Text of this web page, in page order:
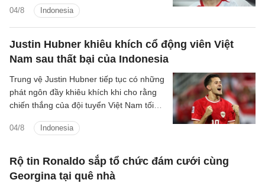
04/8 Indonesia
Justin Hubner khiêu khích cổ động viên Việt
Nam sau thất bại của Indonesia
04/8 Indonesia
Trung vệ Justin Hubner tiếp tục có những
phát ngôn đầy khiêu khích khi cho rằng
chiến thắng của đội tuyển Việt Nam tối
Rộ tin Ronaldo sắp tổ chức đám cưới cùng
Georgina tại quê nhà